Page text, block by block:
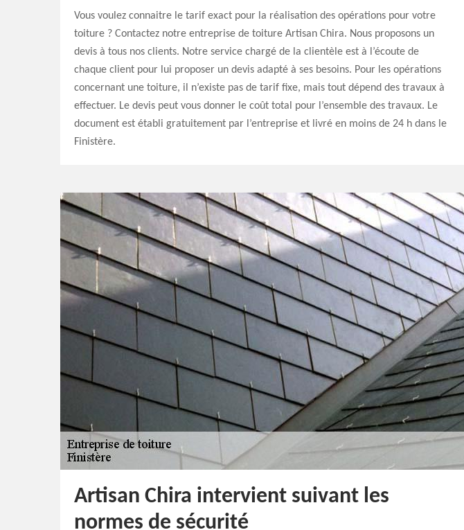
Vous voulez connaitre le tarif exact pour la réalisation des opérations pour votre
toiture ? Contactez notre entreprise de toiture Artisan Chira. Nous proposons un
devis à tous nos clients. Notre service chargé de la clientèle est à l’écoute de
chaque client pour lui proposer un devis adapté à ses besoins. Pour les opérations
concernant une toiture, il n’existe pas de tarif fixe, mais tout dépend des travaux à
effectuer. Le devis peut vous donner le coût total pour l’ensemble des travaux. Le
document est établi gratuitement par l’entreprise et livré en moins de 24 h dans le
Finistère.
Artisan Chira intervient suivant les
normes de sécurité